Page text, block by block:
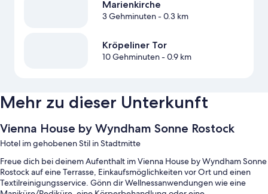
Marienkirche
3 Gehminuten- 0.3 km
Kröpeliner Tor
10 Gehminuten- 0.9 km
Mehr zu dieser Unterkunft
Vienna House by Wyndham Sonne Rostock
Hotel im gehobenen Stil in Stadtmitte
Freue dich bei deinem Aufenthalt im Vienna House by Wyndham Sonne
Rostock auf eine Terrasse, Einkaufsmöglichkeiten vor Ort und einen
Textilreinigungsservice. Gönn dir Wellnessanwendungen wie eine